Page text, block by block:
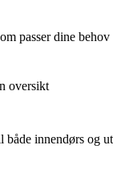
passer dine behov
oversikt
både innendørs og